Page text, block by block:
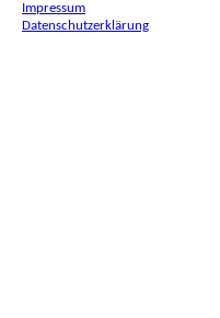
Impressum
Datenschutzerklärung